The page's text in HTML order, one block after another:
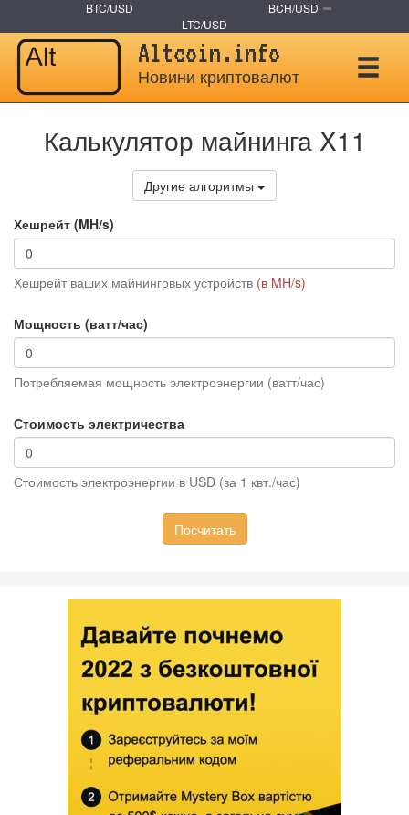
BTC/USD
BCH/USD
LTC/USD
Altcoin.info
Новини криптовалют
Калькулятор майнинга X11
Другие алгоритмы
Хешрейт (MH/s)
Хешрейт ваших майнинговых устройств (в MH/s)
Мощность (ватт/час)
Потребляемая мощность электроэнергии (ватт/час)
Стоимость электричества
Стоимость электроэнергии в USD (за 1 квт./час)
Посчитать